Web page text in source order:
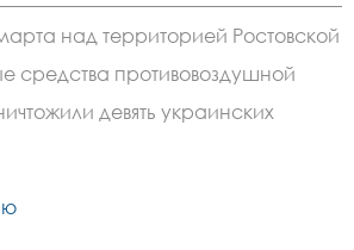
над территорией Ростовской
средства противовоздушной
девять украинских